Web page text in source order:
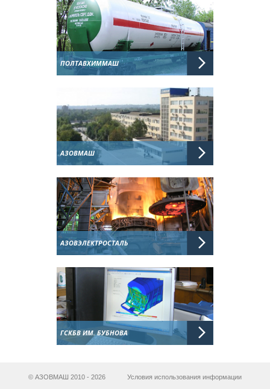
ПОЛТАВХИММАШ
АЗОВМАШ
АЗОВЭЛЕКТРОСТАЛЬ
ГСКБВ ИМ. БУБНОВА
© АЗОВМАШ 2010 - 2026 Условия использования информации